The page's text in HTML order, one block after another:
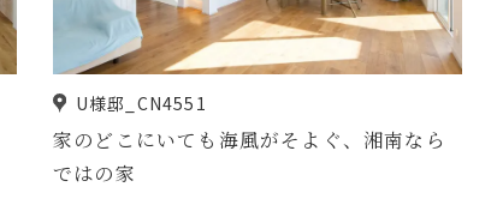
U様邸_CN4551
家のどこにいても海風がそよぐ、湘南なら
ではの家